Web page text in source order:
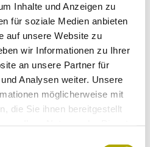
Inhalte und Anzeigen zu
für soziale Medien anbieten
auf unsere Website zu
wir Informationen zu Ihrer
an unsere Partner für
Analysen weiter. Unsere
möglicherweise mit
die Sie ihnen bereitgestellt
Wissenschaftsfotografen Nicole
den Blick in eine völlig
Besonders
Vergleiche zwischen
Eine eindrucksvoll
mit überraschenden Durchblicken.
„Videounterhaltung“ der gezeigten
Die italienische Version
der Abteilung für